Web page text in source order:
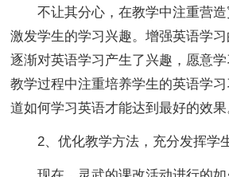
不让其分心，在教学中注重营造
激发学生的学习兴趣。增强英语学
逐渐对英语学习产生了兴趣，愿意
教学过程中注重培养学生的英语学
道如何学习英语才能达到最好的效果
2、优化教学方法，充分发挥学